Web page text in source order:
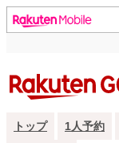
トップ 1人予約